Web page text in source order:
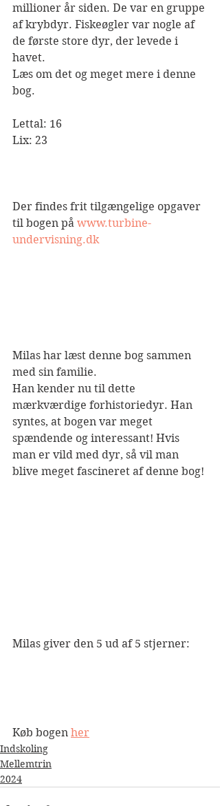
millioner år siden. De var en gruppe
af krybdyr. Fiskeøgler var nogle af
de første store dyr, der levede i
havet.
Læs om det og meget mere i denne
bog.
Lettal: 16
Lix: 23
Der findes frit tilgængelige opgaver
til bogen på www.turbine-
undervisning.dk
Milas har læst denne bog sammen
med sin familie.
Han kender nu til dette
mærkværdige forhistoriedyr. Han
syntes, at bogen var meget
spændende og interessant! Hvis
man er vild med dyr, så vil man
blive meget fascineret af denne bog!
Milas giver den 5 ud af 5 stjerner:
Køb bogen her
Indskoling
Mellemtrin
2024